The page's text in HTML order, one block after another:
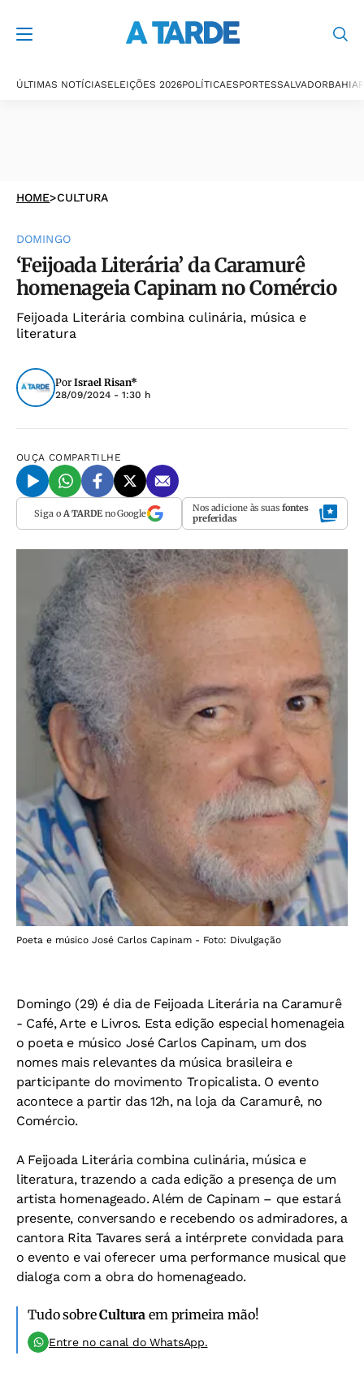
ÚLTIMAS NOTÍCIASELEIÇÕES 2026POLÍTICAESPORTESSALVADORBAHIA
HOME>CULTURA
DOMINGO
‘Feijoada Literária’ da Caramurê
homenageia Capinam no Comércio
Feijoada Literária combina culinária, música e
literatura
Por Israel Risan*
28/09/2024 - 1:30 h
OUÇA COMPARTILHE
Siga o A TARDEno Google Nos adicione às suas fontes
preferidas
Poeta e músico José Carlos Capinam - Foto: Divulgação
Domingo (29) é dia de Feijoada Literária na Caramurê
- Café, Arte e Livros. Esta edição especial homenageia
o poeta e músico José Carlos Capinam, um dos
nomes mais relevantes da música brasileira e
participante do movimento Tropicalista. O evento
acontece a partir das 12h, na loja da Caramurê, no
Comércio.
A Feijoada Literária combina culinária, música e
literatura, trazendo a cada edição a presença de um
artista homenageado. Além de Capinam – que estará
presente, conversando e recebendo os admiradores, a
cantora Rita Tavares será a intérprete convidada para
o evento e vai oferecer uma performance musical que
dialoga com a obra do homenageado.
Tudo sobreCultura em primeira mão!
Entre no canal do WhatsApp.